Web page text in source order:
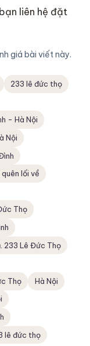
liên hệ đặt
giá bài viết này.
233 lê đức thọ
- Hà Nội
Nội
lối về
Thọ
233 Lê Đức Thọ
Thọ
Hà Nội
lê đức thọ